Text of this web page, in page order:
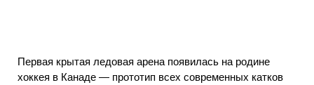
Первая крытая ледовая арена появилась на родине
хоккея в Канаде — прототип всех современных катков